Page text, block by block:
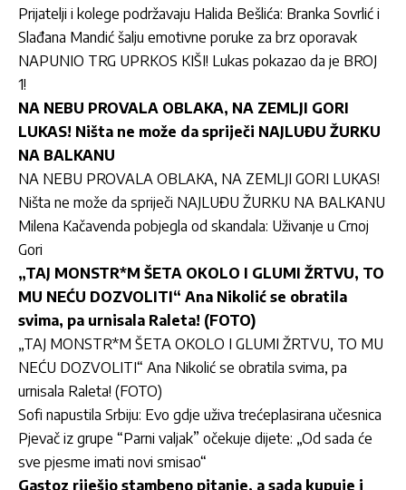
Prijatelji i kolege podržavaju Halida Bešlića: Branka Sovrlić i
Slađana Mandić šalju emotivne poruke za brz oporavak
NAPUNIO TRG UPRKOS KIŠI! Lukas pokazao da je BROJ
1!
NA NEBU PROVALA OBLAKA, NA ZEMLJI GORI
LUKAS! Ništa ne može da spriječi NAJLUĐU ŽURKU
NA BALKANU
NA NEBU PROVALA OBLAKA, NA ZEMLJI GORI LUKAS!
Ništa ne može da spriječi NAJLUĐU ŽURKU NA BALKANU
Milena Kačavenda pobjegla od skandala: Uživanje u Crnoj
Gori
„TAJ MONSTR*M ŠETA OKOLO I GLUMI ŽRTVU, TO
MU NEĆU DOZVOLITI“ Ana Nikolić se obratila
svima, pa urnisala Raleta! (FOTO)
„TAJ MONSTR*M ŠETA OKOLO I GLUMI ŽRTVU, TO MU
NEĆU DOZVOLITI“ Ana Nikolić se obratila svima, pa
urnisala Raleta! (FOTO)
Sofi napustila Srbiju: Evo gdje uživa trećeplasirana učesnica
Pjevač iz grupe “Parni valjak” očekuje dijete: „Od sada će
sve pjesme imati novi smisao“
Gastoz riješio stambeno pitanje, a sada kupuje i